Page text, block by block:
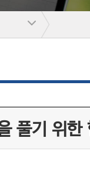
풀기 위한